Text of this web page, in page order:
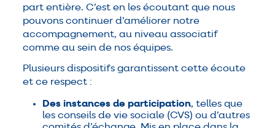
part entière. C’est en les écoutant que nous
pouvons continuer d’améliorer notre
accompagnement, au niveau associatif
comme au sein de nos équipes.
Plusieurs dispositifs garantissent cette écoute
et ce respect :
Des instances de participation, telles que
les conseils de vie sociale (CVS) ou d’autres